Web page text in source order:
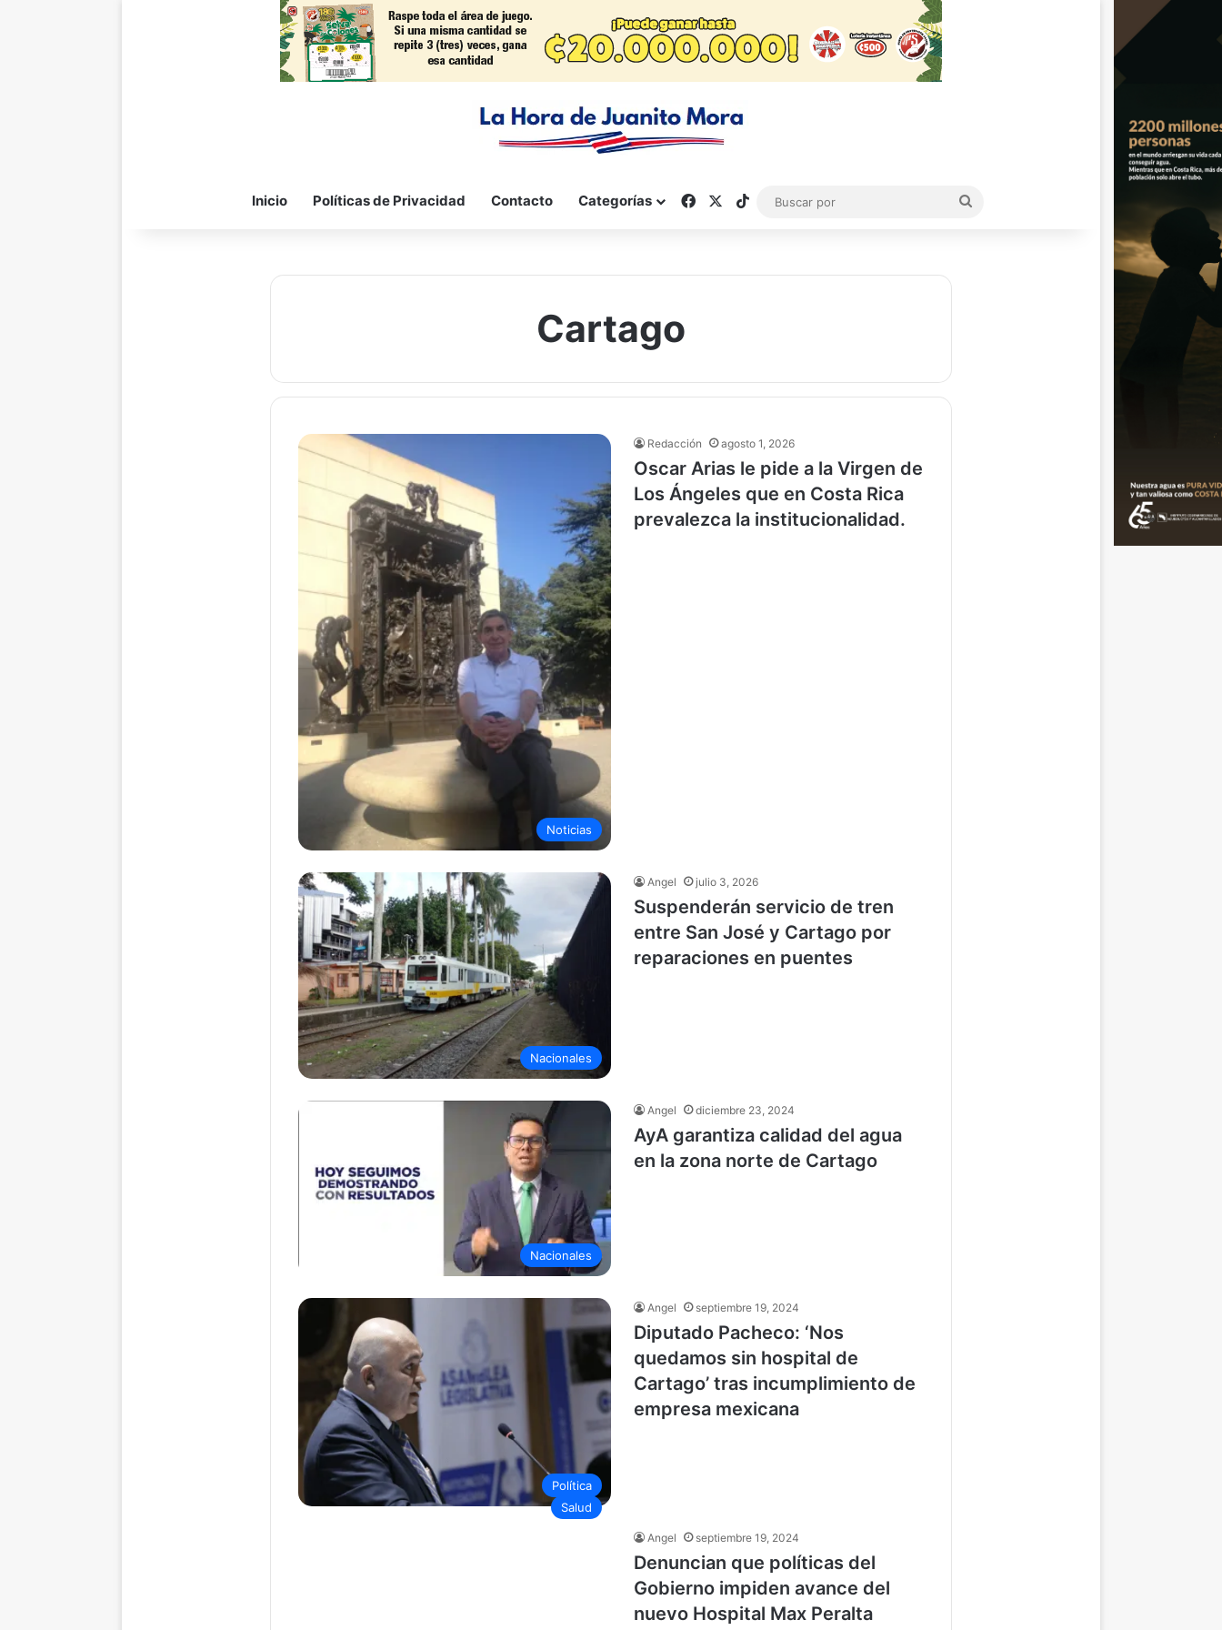
Inicio Políticas de Privacidad Contacto Categorías FacebookTikTok
Cartago
Noticias
Redacción agosto 1, 2026
Oscar Arias le pide a la Virgen de
Los Ángeles que en Costa Rica
prevalezca la institucionalidad.
Nacionales
Angel julio 3, 2026
Suspenderán servicio de tren
entre San José y Cartago por
reparaciones en puentes
Nacionales
Angel diciembre 23, 2024
AyA garantiza calidad del agua
en la zona norte de Cartago
Política
Angel septiembre 19, 2024
Diputado Pacheco: ‘Nos
quedamos sin hospital de
Cartago’ tras incumplimiento de
empresa mexicana
Salud
Angel septiembre 19, 2024
Denuncian que políticas del
Gobierno impiden avance del
nuevo Hospital Max Peralta